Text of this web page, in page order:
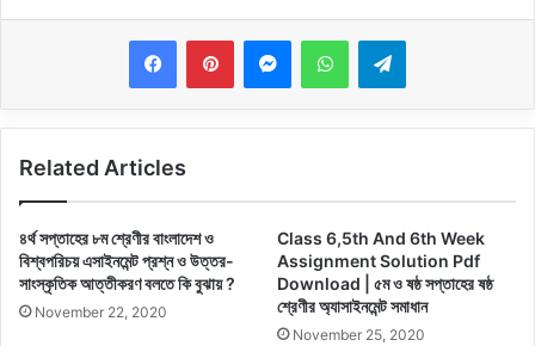
MessengerWhatsAppTelegram
Related Articles
৪র্থ সপ্তাহের ৮ম শ্রেণীর বাংলাদেশ ও
বিশ্বপরিচয় এসাইনমেন্ট প্রশ্ন ও উত্তর-
সাংস্কৃতিক আত্তীকরণ বলতে কি বুঝায় ?
November 22, 2020
Class 6,5th And 6th Week
Assignment Solution Pdf
Download | ৫ম ও ষষ্ঠ সপ্তাহের ষষ্ঠ
শ্রেণীর অ্যাসাইনমেন্ট সমাধান
November 25, 2020